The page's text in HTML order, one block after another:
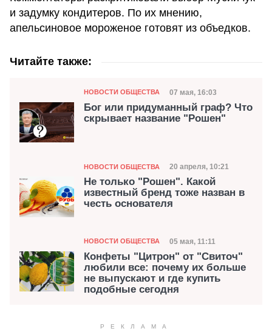
и задумку кондитеров. По их мнению,
апельсиновое мороженое готовят из объедков.
Читайте также:
Категория
НОВОСТИ ОБЩЕСТВА Дата публикации
07 мая, 16:03
Бог или придуманный граф? Что
скрывает название "Рошен"
Категория
НОВОСТИ ОБЩЕСТВА Дата публикации
20 апреля, 10:21
Не только "Рошен". Какой
известный бренд тоже назван в
честь основателя
Категория
НОВОСТИ ОБЩЕСТВА Дата публикации
05 мая, 11:11
Конфеты "Цитрон" от "Свиточ"
любили все: почему их больше
не выпускают и где купить
подобные сегодня